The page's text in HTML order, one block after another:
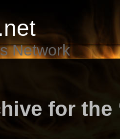
Network
for the